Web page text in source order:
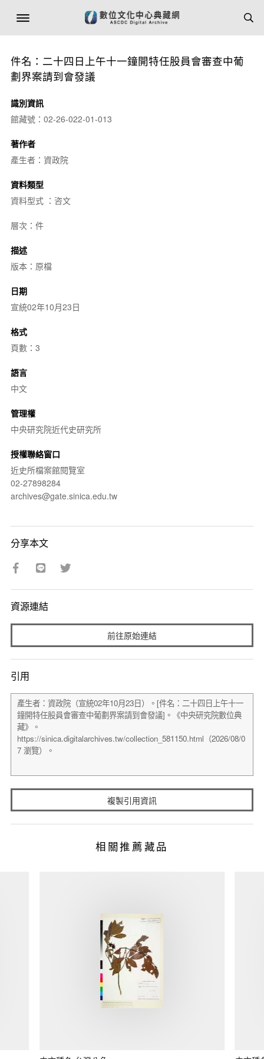
件名：二十四日上午十一鐘開特任股員會審查中葡
劃界案請到會發議
識別資訊
館藏號：02-26-022-01-013
著作者
產生者：資政院
資料類型
資料型式 ：咨文
層次：件
描述
版本：原檔
日期
宣統02年10月23日
格式
頁數：3
語言
中文
管理權
中央研究院近代史研究所
授權聯絡窗口
近史所檔案館閱覽室
02-27898284
archives@gate.sinica.edu.tw
分享本文
資源連結
前往原始連結
引用
複製引用資訊
相關推薦藏品